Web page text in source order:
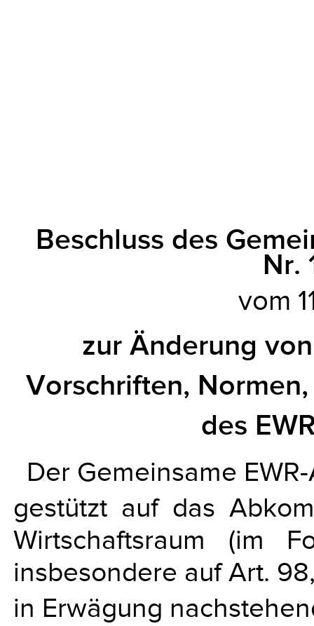
Beschluss des
Nr.
vom
zur Änderung
Vorschriften,
des
Der Gemeinsame
gestützt auf das
Wirtschaftsraum (im
insbesondere auf Art.
in Erwägung